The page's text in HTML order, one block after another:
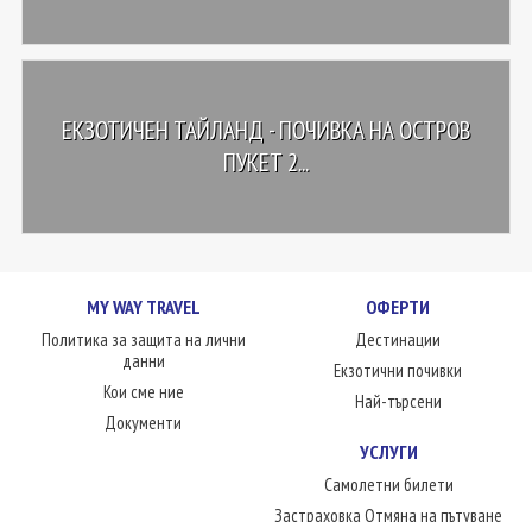
ЕКЗОТИЧЕН ТАЙЛАНД - ПОЧИВКА НА ОСТРОВ
ПУКЕТ 2...
MY WAY TRAVEL
Политика за защита на лични
данни
Кои сме ние
Документи
ОФЕРТИ
Дестинации
Екзотични почивки
Най-търсени
УСЛУГИ
Самолетни билети
Застраховка Отмяна на пътуване